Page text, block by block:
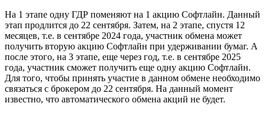
На 1 этапе одну ГДР поменяют на 1 акцию Софтлайн. Данный
этап продлится до 22 сентября. Затем, на 2 этапе, спустя 12
месяцев, т.е. в сентябре 2024 года, участник обмена может
получить вторую акцию Софтлайн при удерживании бумаг. А
после этого, на 3 этапе, еще через год, т.е. в сентябре 2025
года, участник сможет получить еще одну акцию Софтлайн.
Для того, чтобы принять участие в данном обмене необходимо
связаться с брокером до 22 сентября. На данный момент
известно, что автоматического обмена акций не будет.